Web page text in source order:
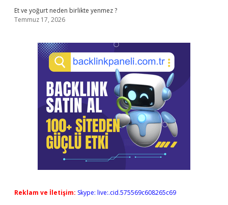
Et ve yoğurt neden birlikte yenmez ?
Temmuz 17, 2026
Reklam ve İletişim: Skype: live:.cid.575569c608265c69